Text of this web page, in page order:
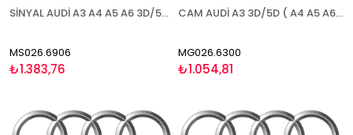
SİNYAL AUDİ A3 A4 A5 A6 3D/5D (Q3 2011-) 2008-2010 ŞERİT ASİSTANI (BLİS )SOL
MS026.6906
₺1.383,76
CAM AUDİ A3 3D/5D ( A4 A5 A6 A8 2007-2010)(Q3 2011-) 2008-2010 ISITMALI ASFERİK SOL
MG026.6300
₺1.054,81